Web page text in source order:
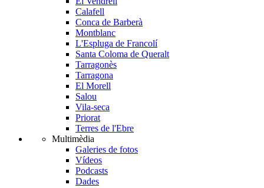
Calafell
Conca de Barberà
Montblanc
L'Espluga de Francolí
Santa Coloma de Queralt
Tarragonès
Tarragona
El Morell
Salou
Vila-seca
Priorat
Terres de l'Ebre
Multimèdia
Galeries de fotos
Vídeos
Podcasts
Dades